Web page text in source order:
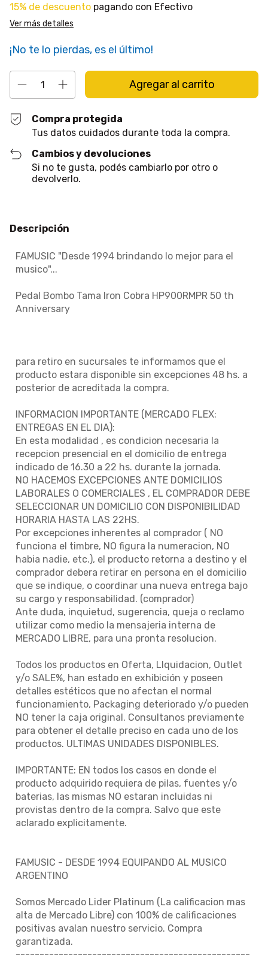
15% de descuento pagando con Efectivo
Ver más detalles
¡No te lo pierdas, es el último!
Compra protegida
Tus datos cuidados durante toda la compra.
Cambios y devoluciones
Si no te gusta, podés cambiarlo por otro o
devolverlo.
Descripción
FAMUSIC "Desde 1994 brindando lo mejor para el
musico"...
Pedal Bombo Tama Iron Cobra HP900RMPR 50 th
Anniversary
para retiro en sucursales te informamos que el
producto estara disponible sin excepciones 48 hs. a
posterior de acreditada la compra.
INFORMACION IMPORTANTE (MERCADO FLEX:
ENTREGAS EN EL DIA):
En esta modalidad , es condicion necesaria la
recepcion presencial en el domicilio de entrega
indicado de 16.30 a 22 hs. durante la jornada.
NO HACEMOS EXCEPCIONES ANTE DOMICILIOS
LABORALES O COMERCIALES , EL COMPRADOR DEBE
SELECCIONAR UN DOMICILIO CON DISPONIBILIDAD
HORARIA HASTA LAS 22HS.
Por excepciones inherentes al comprador ( NO
funciona el timbre, NO figura la numeracion, NO
habia nadie, etc.), el producto retorna a destino y el
comprador debera retirar en persona en el domicilio
que se indique, o coordinar una nueva entrega bajo
su cargo y responsabilidad. (comprador)
Ante duda, inquietud, sugerencia, queja o reclamo
utilizar como medio la mensajeria interna de
MERCADO LIBRE, para una pronta resolucion.
Todos los productos en Oferta, LIquidacion, Outlet
y/o SALE%, han estado en exhibición y poseen
detalles estéticos que no afectan el normal
funcionamiento, Packaging deteriorado y/o pueden
NO tener la caja original. Consultanos previamente
para obtener el detalle preciso en cada uno de los
productos. ULTIMAS UNIDADES DISPONIBLES.
IMPORTANTE: EN todos los casos en donde el
producto adquirido requiera de pilas, fuentes y/o
baterias, las mismas NO estaran incluidas ni
provistas dentro de la compra. Salvo que este
aclarado explicitamente.
FAMUSIC - DESDE 1994 EQUIPANDO AL MUSICO
ARGENTINO
Somos Mercado Lider Platinum (La calificacion mas
alta de Mercado Libre) con 100% de calificaciones
positivas avalan nuestro servicio. Compra
garantizada.